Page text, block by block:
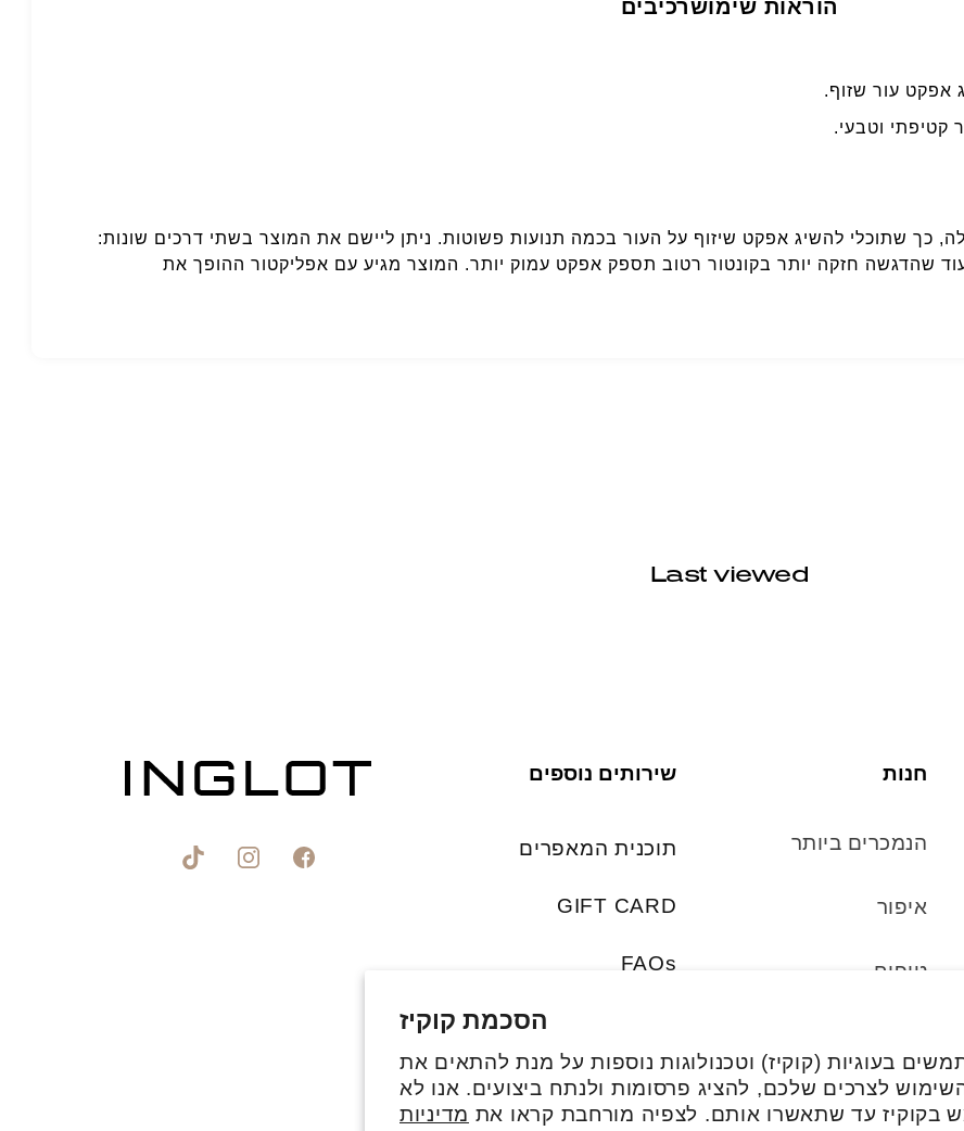
הסכמת קוקיז
בעוגיות (קוקיז) וטכנולוגות נוספות על מנת להתאים את
לצרכים שלכם, להציג פרסומות ולנתח ביצועים. אנו לא
בקוקיז עד שתאשרו אותם. לצפיה מורחבת קראו את מדיניות
הוראות שימושרכיבים
אפקט עור שזוף.
קטיפתי וטבעי.
שתוכלי להשיג אפקט שיזוף על העור בכמה תנועות פשוטות. ניתן ליישם את המוצר בשתי דרכים שונות:
שהדגשה חזקה יותר בקונטור רטוב תספק אפקט עמוק יותר. המוצר מגיע עם אפליקטור ההופך את
Last viewed
טיקטוקאינסטגרםפייסבוק
שירותים נוספים
תוכנית המאפרים
GIFT CARD
FAQs
חנות
הנמכרים ביותר
איפור
טיפוח
אביזרים